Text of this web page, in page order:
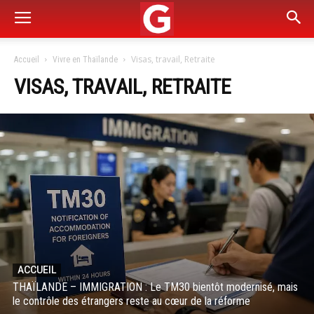
Accueil Vivre en Thaïlande Visas, travail, Retraite
VISAS, TRAVAIL, RETRAITE
ACCUEIL
THAÏLANDE – IMMIGRATION : Le TM30 bientôt modernisé, mais
le contrôle des étrangers reste au cœur de la réforme